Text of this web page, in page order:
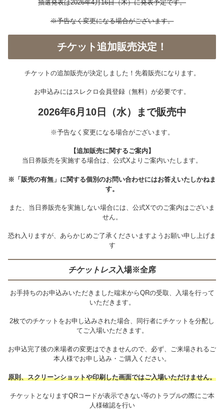
抽選発表は2026年4月16日（木）に発表予定です。
※予告なく変更になる場合がございます。
チケット追加販売決定！
チケットの追加販売が決定しました！先着販売になります。
お申込みにはスレクロ会員登録（無料）が必要です。
2026年6月10日（水）まで販売中
※予告なく変更になる場合がございます。
【追加販売に関するご案内】
当日券販売を実施する場合は、公式Xよりご案内いたします。
※「販売の有無」に関する個別のお問い合わせにはお答えいたしかねま
す。
また、当日券販売を実施しない場合には、公式Xでのご案内はございま
せん。
恐れ入りますが、あらかじめご了承くださいますようお願い申し上げま
す
チケットレス 入場※全席
お手持ちのお申込みいただきました端末からQRの受取、入場を行って
いただきます。
2枚でのチケットをお申し込みされた場合、同行者にチケットを分配し
てご入場いただきます。
お申込完了後の来場者の変更はできませんので、必ず、ご来場されるご
本人様でお申し込み・ご購入ください。
原則、スクリーンショットや印刷した画面ではご入場いただけません。
チケットとなりますQRコードが表示できない等のトラブルの際にご本
人様確認を行い